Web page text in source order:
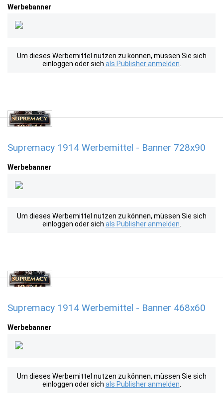
Werbebanner
Um dieses Werbemittel nutzen zu können, müssen Sie sich
einloggen oder sich als Publisher anmelden
Supremacy 1914 Werbemittel - Banner 728x90
Werbebanner
Um dieses Werbemittel nutzen zu können, müssen Sie sich
einloggen oder sich als Publisher anmelden
Supremacy 1914 Werbemittel - Banner 468x60
Werbebanner
Um dieses Werbemittel nutzen zu können, müssen Sie sich
einloggen oder sich als Publisher anmelden